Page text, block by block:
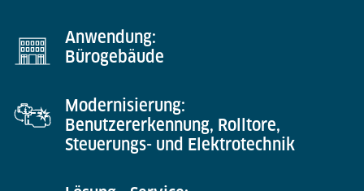
Anwendung:
Bürogebäude
Modernisierung:
Benutzererkennung, Rolltore,
Steuerungs- und Elektrotechnik